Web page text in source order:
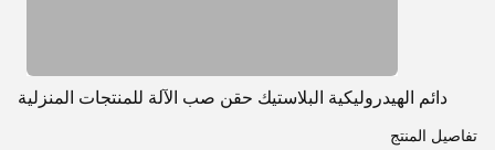
دائم الهيدروليكية البلاستيك حقن صب الآلة للمنتجات المنزلية
تفاصيل المنتج